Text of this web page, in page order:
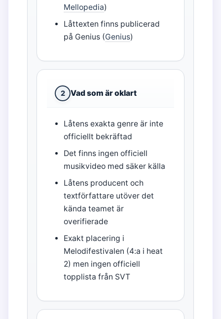
Mellopedia)
Låttexten finns publicerad
på Genius (Genius)
2 Vad som är oklart
Låtens exakta genre är inte
officiellt bekräftad
Det finns ingen officiell
musikvideo med säker källa
Låtens producent och
textförfattare utöver det
kända teamet är
overifierade
Exakt placering i
Melodifestivalen (4:a i heat
2) men ingen officiell
topplista från SVT